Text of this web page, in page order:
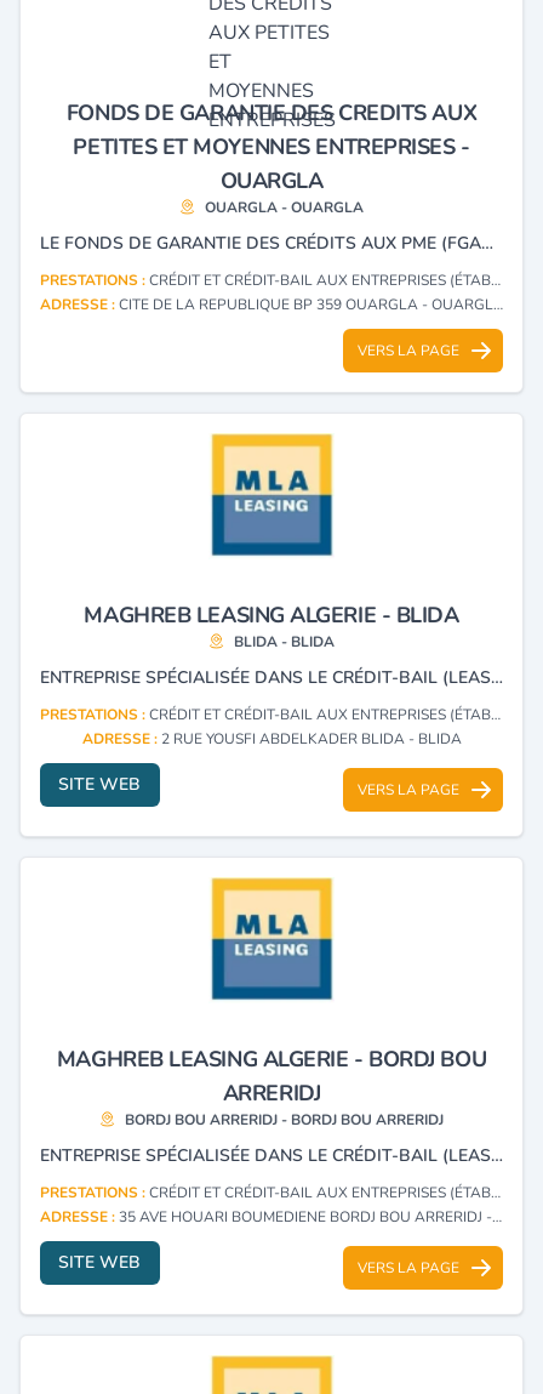
FONDS DE GARANTIE DES CREDITS AUX
PETITES ET MOYENNES ENTREPRISES -
OUARGLA
OUARGLA - OUARGLA
LE FONDS DE GARANTIE DES CRÉDITS AUX PME (FGAR) EST UN ÉTABLISSEMENT PUBLIC A CARACTÈRE INDUSTRIEL ET COMMERCIAL (EPIC) DOTÉ DE LA PERSONNALITÉ MORALE ET DE L’AUTONOMIE FINANCIÈRE. IL A POUR MISSION DE FACILITER L’ACCÈS DES PETITES ET MOYENNES ENTREPRISES AU FINANCEMENT BANCAIRE EN GARANTISSANT LES CRÉDITS D’INVESTISSEMENT DESTINÉS À LA CRÉATION, L’EXTENSION OU LA MODERNISATION DE LEURS ACTIVITÉS.
PRESTATIONS :CRÉDIT ET CRÉDIT-BAIL AUX ENTREPRISES (ÉTABLISSEMENTS)
ADRESSE :CITE DE LA REPUBLIQUE BP 359 OUARGLA - OUARGLA
VERS LA PAGE
MAGHREB LEASING ALGERIE - BLIDA
BLIDA - BLIDA
ENTREPRISE SPÉCIALISÉE DANS LE CRÉDIT-BAIL (LEASING) ET LA LOCATION LONGUE DURÉE (LLD).
PRESTATIONS :CRÉDIT ET CRÉDIT-BAIL AUX ENTREPRISES (ÉTABLISSEMENTS)
ADRESSE : 2 RUE YOUSFI ABDELKADER BLIDA - BLIDA
SITE WEB VERS LA PAGE
MAGHREB LEASING ALGERIE - BORDJ BOU
ARRERIDJ
BORDJ BOU ARRERIDJ - BORDJ BOU ARRERIDJ
ENTREPRISE SPÉCIALISÉE DANS LE CRÉDIT-BAIL (LEASING) ET LA LOCATION LONGUE DURÉE (LLD).
PRESTATIONS :CRÉDIT ET CRÉDIT-BAIL AUX ENTREPRISES (ÉTABLISSEMENTS)
ADRESSE :35 AVE HOUARI BOUMEDIENE BORDJ BOU ARRERIDJ - BORDJ BOU ARRERIDJ
SITE WEB VERS LA PAGE